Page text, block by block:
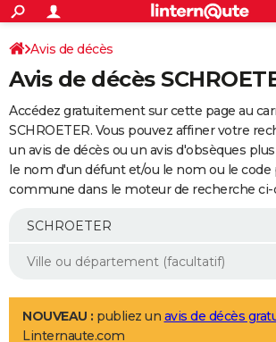
ACTUALITÉS
Politique
Société
Faits Divers
Education
Monde
Villes
+
SPORT
Coupe du monde 2026
Football
Tennis
Cyclisme
Rugby
Forum
Programme TV
TNT
Streaming
Cinéma
Sorties cinéma
Musique
+
FINANCE
Impôts
Immobilier
Risques naturels par ville
Banque
Assurance
Crédit
AUTO
Essais
Réserver un essai
Citadines
Berlines
SUV
Forum auto
+
Mobiles
Meilleur smartphone
Internet
Ordinateurs
Jeux vidéo
Guide high-tech
Aménagement intérieur
LIFESTYLE
Avis de décès
Avis de décès
Accédez gratuitement sur cette page au
SCHROETER. Vous pouvez affiner votre
un avis de décès ou un avis d'obsèques
le nom d'un défunt et/ou le nom ou le code
commune dans le moteur de recherche ci-
NOUVEAU : publiez un avis de décès
Linternaute.com